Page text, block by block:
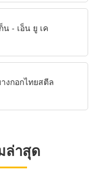
- เอ็น ยู เค
งกอกไทยสตีล
ล่าสุด